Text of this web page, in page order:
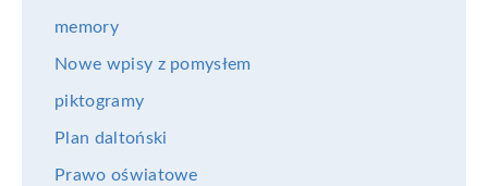
memory
Nowe wpisy z pomysłem
piktogramy
Plan daltoński
Prawo oświatowe